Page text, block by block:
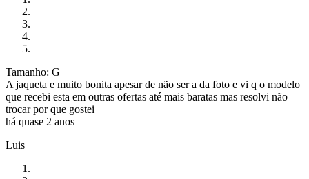
Tamanho: G
A jaqueta e muito bonita apesar de não ser a da foto e vi q o modelo
que recebi esta em outras ofertas até mais baratas mas resolvi não
trocar por que gostei
há quase 2 anos
Luis